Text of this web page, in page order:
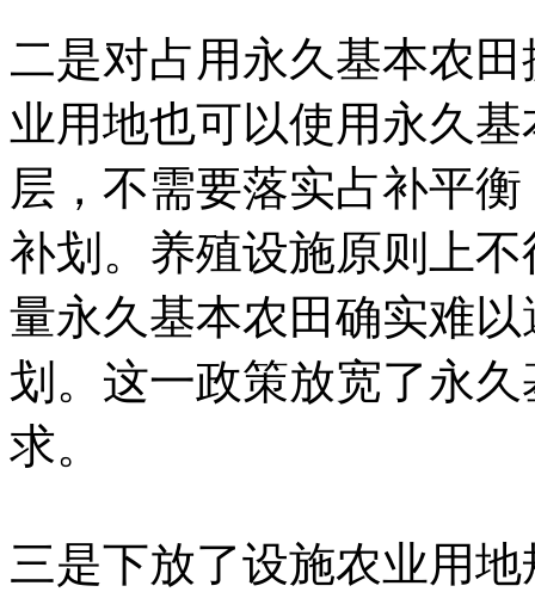
二是对占用永久基本农
业用地也可以使用永久
层，不需要落实占补平
补划。养殖设施原则上
量永久基本农田确实难
划。这一政策放宽了永
求。
三是下放了设施农业用